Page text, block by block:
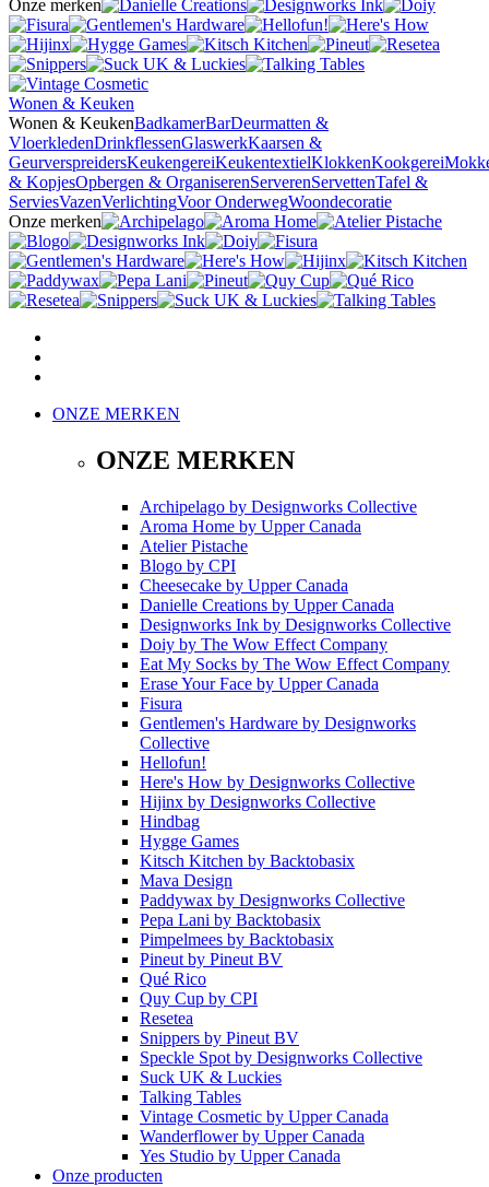
Onze merken
Wonen & Keuken
Wonen & KeukenBadkamerBarDeurmatten &
VloerkledenDrinkflessenGlaswerkKaarsen &
GeurverspreidersKeukengereiKeukentextielKlokkenKookgerei
& KopjesOpbergen & OrganiserenServerenServettenTafel &
ServiesVazenVerlichtingVoor OnderwegWoondecoratie
Onze merken
ONZE MERKEN
ONZE MERKEN
Archipelago by Designworks Collective
Aroma Home by Upper Canada
Atelier Pistache
Blogo by CPI
Cheesecake by Upper Canada
Danielle Creations by Upper Canada
Designworks Ink by Designworks Collective
Doiy by The Wow Effect Company
Eat My Socks by The Wow Effect Company
Erase Your Face by Upper Canada
Fisura
Gentlemen's Hardware by Designworks
Collective
Hellofun!
Here's How by Designworks Collective
Hijinx by Designworks Collective
Hindbag
Hygge Games
Kitsch Kitchen by Backtobasix
Mava Design
Paddywax by Designworks Collective
Pepa Lani by Backtobasix
Pimpelmees by Backtobasix
Pineut by Pineut BV
Qué Rico
Quy Cup by CPI
Resetea
Snippers by Pineut BV
Speckle Spot by Designworks Collective
Suck UK & Luckies
Talking Tables
Vintage Cosmetic by Upper Canada
Wanderflowerby Upper Canada
Yes Studio by Upper Canada
Onze producten